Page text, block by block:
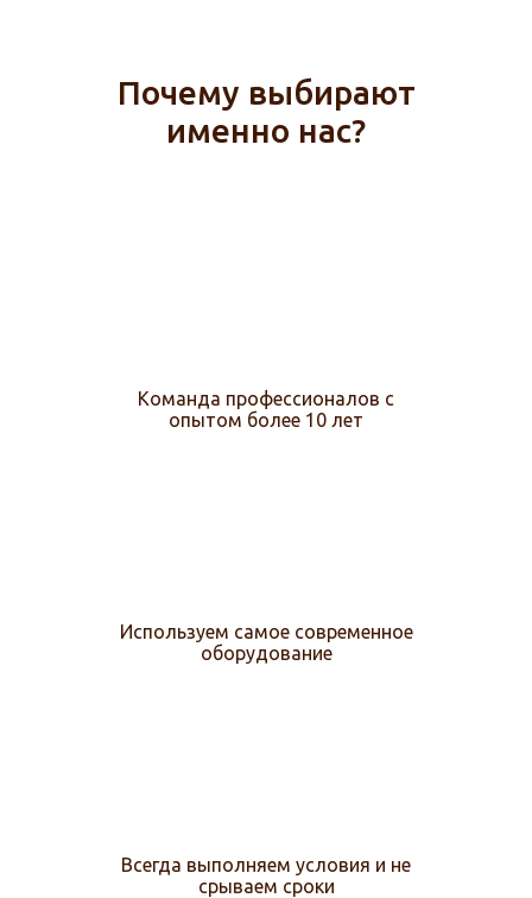
Почему выбирают
именно нас?
Команда профессионалов с
опытом более 10 лет
Используем самое современное
оборудование
Всегда выполняем условия и не
срываем сроки